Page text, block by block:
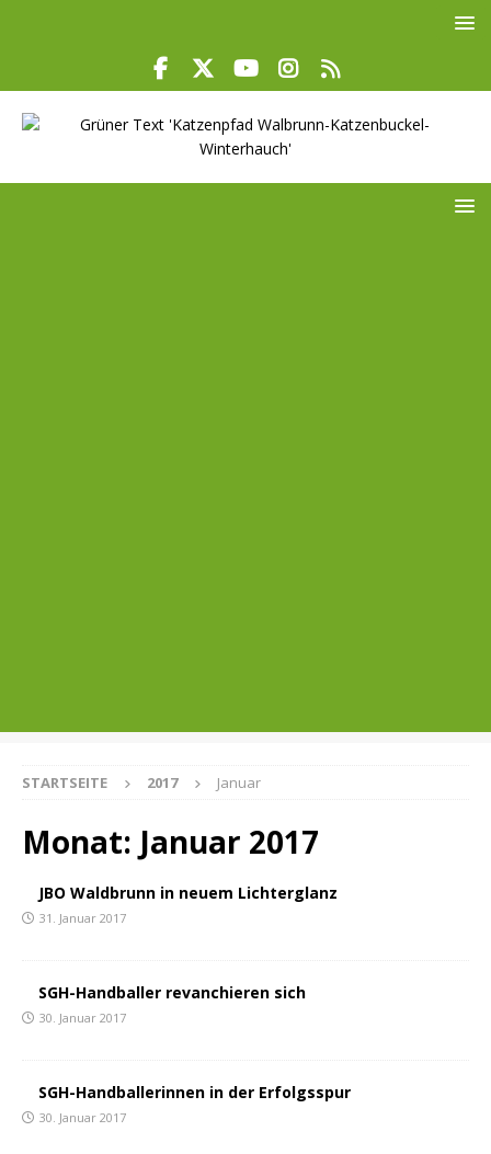
STARTSEITE 2017 Januar
Monat: Januar 2017
JBO Waldbrunn in neuem Lichterglanz
31. Januar 2017
SGH-Handballer revanchieren sich
30. Januar 2017
SGH-Handballerinnen in der Erfolgsspur
30. Januar 2017